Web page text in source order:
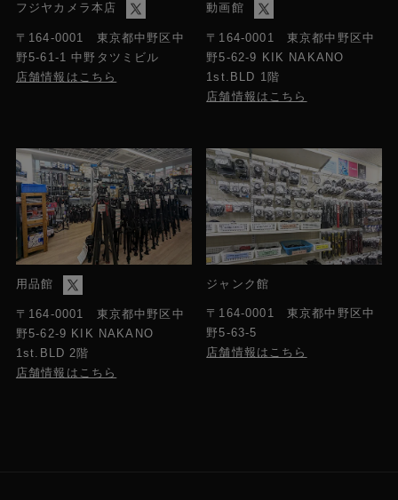
フジヤカメラ本店
〒164-0001 東京都中野区中
野5-61-1 中野タツミビル
店舗情報はこちら
動画館
〒164-0001 東京都中野区中
野5-62-9 KIK NAKANO
1st.BLD 1階
店舗情報はこちら
用品館
〒164-0001 東京都中野区中
野5-62-9 KIK NAKANO
1st.BLD 2階
店舗情報はこちら
ジャンク館
〒164-0001 東京都中野区中
野5-63-5
店舗情報はこちら